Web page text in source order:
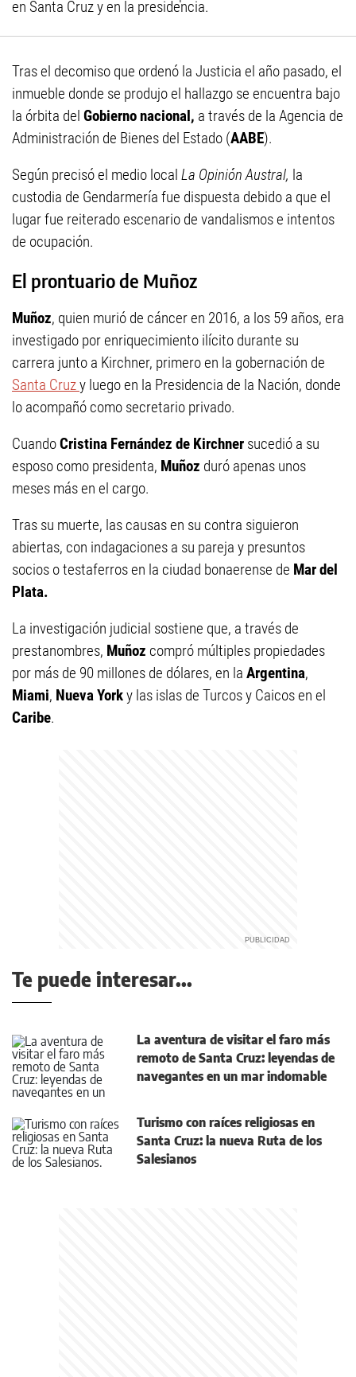
en Santa Cruz y en la presidencia.
Tras el decomiso que ordenó la Justicia el año pasado, el
inmueble donde se produjo el hallazgo se encuentra bajo
la órbita del Gobierno nacional, a través de la Agencia de
Administración de Bienes del Estado (AABE).
Según precisó el medio local La Opinión Austral, la
custodia de Gendarmería fue dispuesta debido a que el
lugar fue reiterado escenario de vandalismos e intentos
de ocupación.
El prontuario de Muñoz
Muñoz, quien murió de cáncer en 2016, a los 59 años, era
investigado por enriquecimiento ilícito durante su
carrera junto a Kirchner, primero en la gobernación de
Santa Cruzy luego en la Presidencia de la Nación, donde
lo acompañó como secretario privado.
CuandoCristina Fernández de Kirchner sucedió a su
esposo como presidenta, Muñoz duró apenas unos
meses más en el cargo.
Tras su muerte, las causas en su contra siguieron
abiertas, con indagaciones a su pareja y presuntos
socios o testaferros en la ciudad bonaerense de Mar del
Plata.
La investigación judicial sostiene que, a través de
prestanombres, Muñoz compró múltiples propiedades
por más de 90 millones de dólares, en la Argentina,
Miami, Nueva Yorky las islas de Turcos y Caicos en el
Caribe.
Te puede interesar...
La aventura de visitar el faro más
remoto de Santa Cruz: leyendas de
navegantes en un mar indomable
Turismo con raíces religiosas en
Santa Cruz: la nueva Ruta de los
Salesianos